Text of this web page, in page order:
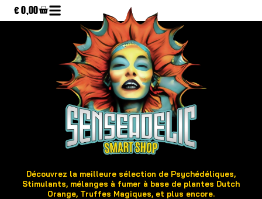
€0,00
Découvrez la meilleure sélection de Psychédéliques,
Stimulants, mélanges à fumer à base de plantes Dutch
Orange, Truffes Magiques, et plus encore.